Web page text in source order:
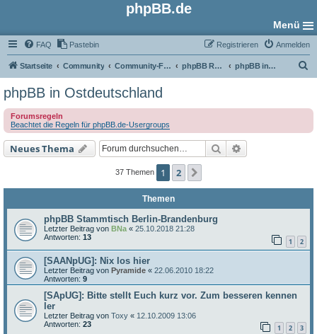
phpBB.de
Menü
FAQ Pastebin Anmelden
Registrieren
Startseite Community Community-Foren phpBB Regional phpBB in Ostdeutschland
e
phpBB in Ostdeutschland
Forumsregeln
Beachtet die Regeln für phpBB.de-Usergroups
Neues Thema Suche
37 Themen 1 2
Themen
phpBB Stammtisch Berlin-Brandenburg
Letzter Beitrag von BNa « 25.10.2018 21:28
Antworten: 13 1 2
[SAANpUG]: Nix los hier
Letzter Beitrag von Pyramide « 22.06.2010 18:22
Antworten: 9
[SApUG]: Bitte stellt Euch kurz vor. Zum besseren kennen
ler
Letzter Beitrag von Toxy « 12.10.2009 13:06
Antworten: 23 1 2 3